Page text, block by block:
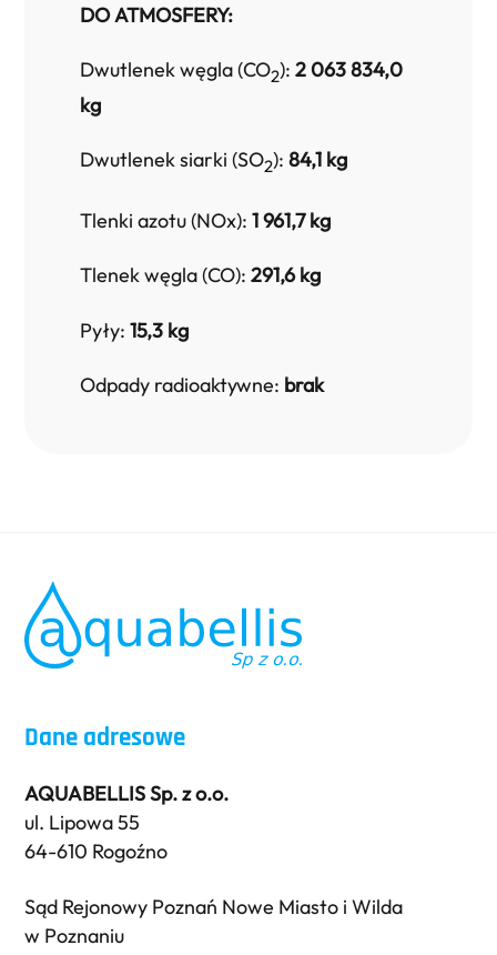
DO ATMOSFERY:
Dwutlenek węgla (CO2):2 063 834,0
kg
Dwutlenek siarki (SO2): 84,1 kg
Tlenki azotu (NOx):1 961,7 kg
Tlenek węgla (CO): 291,6 kg
Pyły:15,3 kg
Odpady radioaktywne: brak
Top
Dane adresowe
AQUABELLIS Sp. z o.o.
ul. Lipowa 55
64-610 Rogoźno
Sąd Rejonowy Poznań Nowe Miasto i Wilda
w Poznaniu